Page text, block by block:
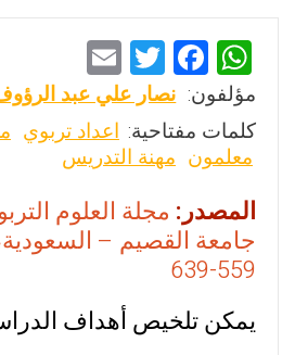
W
h
at
s
A
p
p
F
a
ce
b
o
k
T
wi
tt
er
m
ai
l
مؤلفون: نصار علي عبد
كلمات مفتاحية: اعداد تربوي
معلمون مهنة التدريس
المصدر: مجلة العلوم
559-639
يمكن تلخيص أهداف